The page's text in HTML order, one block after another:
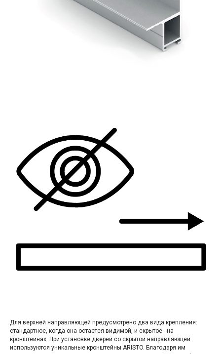
Для верхней направляющей предусмотрено два вида крепления:
стандартное, когда она остается видимой, и скрытое - на
кронштейнах. При установке дверей со скрытой направляющей
используются уникальные кронштейны ARISTO. Благодаря им